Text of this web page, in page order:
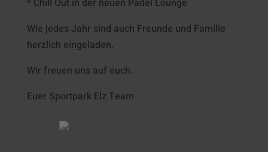
* Chill Out in der neuen Padel Lounge
Wie jedes Jahr sind auch Freunde und Familie
herzlich eingeladen.
Wir freuen uns auf euch.
Euer Sportpark Elz Team